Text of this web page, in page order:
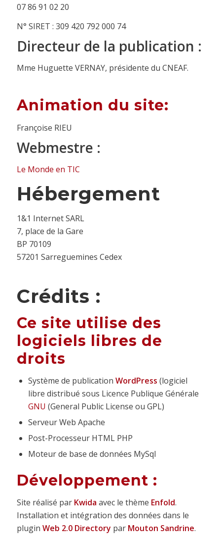
07 86 91 02 20
N° SIRET : 309 420 792 000 74
Directeur de la publication :
Mme Huguette VERNAY, présidente du CNEAF.
Animation du site:
Françoise RIEU
Webmestre :
Le Monde en TIC
Hébergement
1&1 Internet SARL
7, place de la Gare
BP 70109
57201 Sarreguemines Cedex
Crédits :
Ce site utilise des
logiciels libres de
droits
Système de publication WordPress (logiciel
libre distribué sous Licence Publique Générale
GNU (General Public License ou GPL)
ServeurWeb Apache
Post-Processeur HTML PHP
Moteur de base de données MySql
Développement :
Site réalisé par Kwida avec le thème Enfold.
Installation et intégration des données dans le
plugin Web 2.0 Directory par Mouton Sandrine.